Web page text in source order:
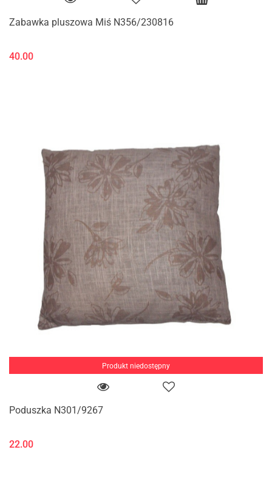
Zabawka pluszowa Miś N356/230816
40.00
Produkt niedostępny
Poduszka N301/9267
22.00